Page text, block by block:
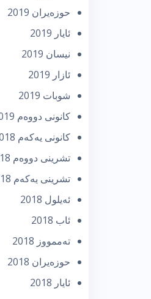
حوزه‌یران 2019
ئایار 2019
نیسان 2019
ئازار 2019
شوبات 2019
كانونی دووه‌م 2019
كانونی یه‌كه‌م 2018
تشرینی دووه‌م 2018
تشرینی یه‌كه‌م 2018
ئه‌یلول 2018
ئاب 2018
تەممووز 2018
حوزه‌یران 2018
ئایار 2018